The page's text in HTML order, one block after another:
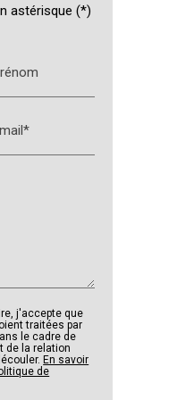
astérisque (*)
j'accepte que
traitées par
le cadre de
de la relation
En savoir
de